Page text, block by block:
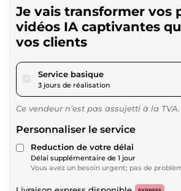
Je vais transformer vos
vidéos IA captivantes
vos clients
Service basiquepour 115,57 $US
3 jours de réalisation
Ce vendeur n’est pas assujetti à la TVA.
Personnaliser le service
Reduction de votre délai
Délai supplémentaire de 1 jour
Vous avez un besoin urgent; pas de